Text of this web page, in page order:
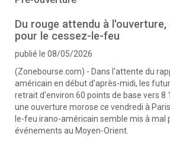
Du rouge attendu à l'ouverture,
pour le cessez-le-feu
publié le 08/05/2026
(Zonebourse.com) - Dans l'attente du
américain en début d'après-midi, les
retrait d'environ 60 points de base vers 8
une ouverture morose ce vendredi à
le-feu irano-américain semble mis à mal
événements au Moyen-Orient.